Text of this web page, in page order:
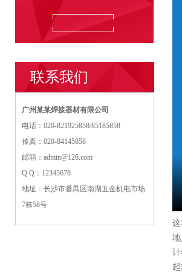
联系我们
广州某某焊接器材有限公司
电话：020-821925858/85185858
传真：020-84145858
邮箱： admin@126.com
Q Q：12345678
地址：长沙市番禺区南湖五金机电市场
7栋58号